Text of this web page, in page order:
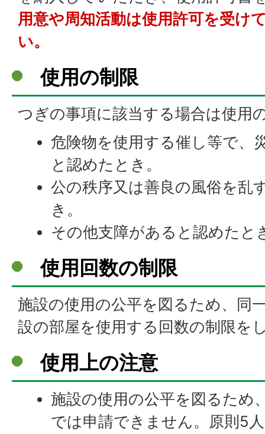
用意や周知活動は使用許可を受け
い。
使用の制限
つぎの事項に該当する場合は使用
危険物を使用する催し等で、
と認めたとき。
公の秩序又は善良の風俗を乱
き。
その他支障があると認めたと
使用回数の制限
施設の使用の公平を図るため、同
設の部屋を使用する回数の制限を
使用上の注意
施設の使用の公平を図るため
では申請できません。原則5